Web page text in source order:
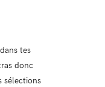
tes
donc
sélections